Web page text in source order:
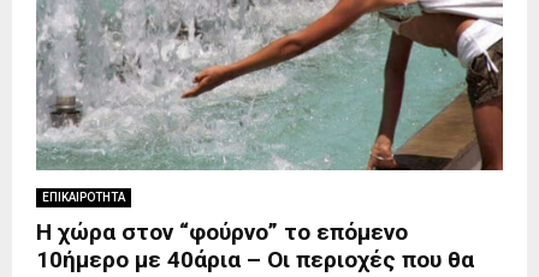
ΕΠΙΚΑΙΡΟΤΗΤΑ
Η χώρα στον “φούρνο” το επόμενο
10ήμερο με 40άρια – Οι περιοχές που θα